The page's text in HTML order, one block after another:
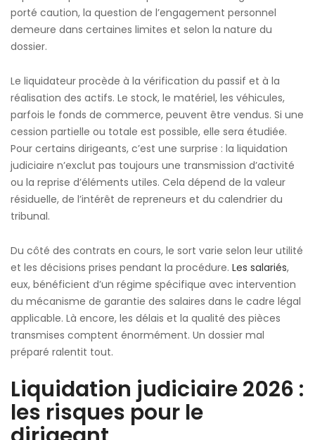
porté caution, la question de l’engagement personnel
demeure dans certaines limites et selon la nature du
dossier.
Le liquidateur procède à la vérification du passif et à la
réalisation des actifs. Le stock, le matériel, les véhicules,
parfois le fonds de commerce, peuvent être vendus. Si une
cession partielle ou totale est possible, elle sera étudiée.
Pour certains dirigeants, c’est une surprise : la liquidation
judiciaire n’exclut pas toujours une transmission d’activité
ou la reprise d’éléments utiles. Cela dépend de la valeur
résiduelle, de l’intérêt de repreneurs et du calendrier du
tribunal.
Du côté des contrats en cours, le sort varie selon leur utilité
et les décisions prises pendant la procédure. Les salariés,
eux, bénéficient d’un régime spécifique avec intervention
du mécanisme de garantie des salaires dans le cadre légal
applicable. Là encore, les délais et la qualité des pièces
transmises comptent énormément. Un dossier mal
préparé ralentit tout.
Liquidation judiciaire 2026 :
les risques pour le